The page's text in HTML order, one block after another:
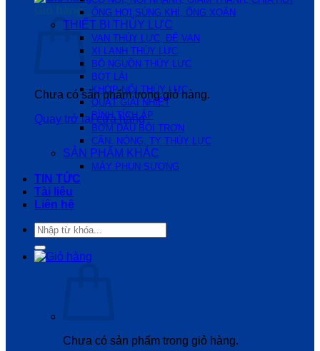
Giỏ hàng
Chưa có sản phẩm trong giỏ hàng.
Quay trở lại cửa hàng
ỐNG HƠI,SÚNG KHÍ, ỐNG XOẮN
THIẾT BỊ THỦY LỰC
VAN THỦY LỰC, ĐẾ VAN
XI LANH THỦY LỰC
BỘ NGUỒN THỦY LỰC
BÓT LÁI
KHỚP NỐI THỦY LỰC
QUẠT GIẢI NHIỆT
BÌNH TÍCH ÁP
BƠM DẦU BÔI TRƠN
CẦN, NÒNG, TY THỦY LỰC
SẢN PHẨM KHÁC
MÁY PHUN SƯƠNG
TIN TỨC
Tài liệu
Liên hệ
Tìm
kiếm:
Chưa có sản phẩm trong giỏ hàng.